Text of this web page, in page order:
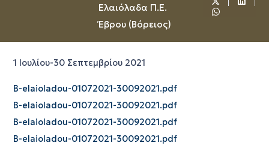
Ελαιόλαδα Π.Ε.
Έβρου (Βόρειος)
1 Ιουλίου-30 Σεπτεμβρίου 2021
B-elaioladou-01072021-30092021.pdf
B-elaioladou-01072021-30092021.pdf
B-elaioladou-01072021-30092021.pdf
B-elaioladou-01072021-30092021.pdf